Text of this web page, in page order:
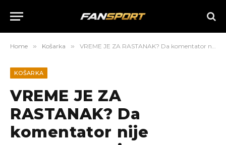
Home » Košarka » VREME JE ZA RASTANAK? Da komentator nije spomenuo njegovo ime, niko ne bi znao da je igrao?!
KOŠARKA
VREME JE ZA
RASTANAK? Da
komentator nije